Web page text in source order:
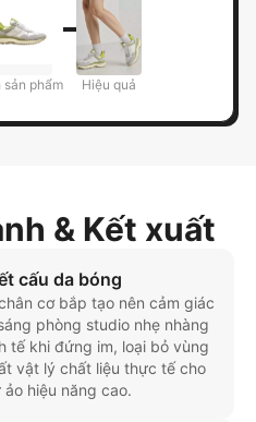
sản phẩm Hiệu quả
& Kết xuất
cấu da bóng
cơ bắp tạo nên cảm giác
phòng studio nhẹ nhàng
tế khi đứng im, loại bỏ vùng
vật lý chất liệu thực tế cho
hiệu năng cao.